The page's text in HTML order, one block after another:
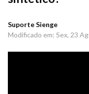
Suporte Sienge
Modificado em: Sex, 23